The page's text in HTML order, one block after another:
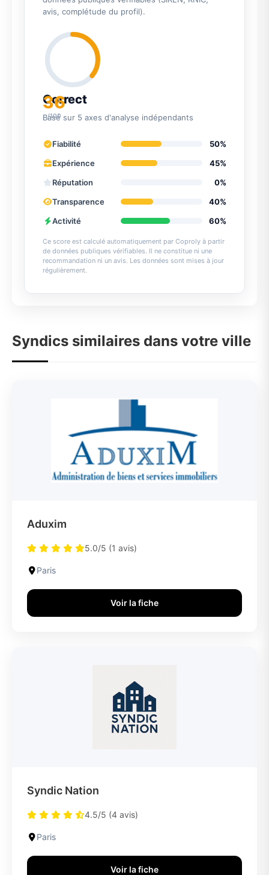
avis, complétude du profil).
36
/100
Correct
Basé sur 5 axes d'analyse indépendants
Fiabilité
50%
Expérience
45%
Réputation
0%
Transparence
40%
Activité
60%
Ce score est calculé automatiquement par Coproly à partir
de données publiques vérifiables. Il ne constitue ni une
recommandation ni un avis. Les données sont mises à jour
régulièrement.
Syndics similaires dans votre ville
Aduxim
5.0/5 (1 avis)
Paris
Voir la fiche
Syndic Nation
4.5/5 (4 avis)
Paris
Voir la fiche